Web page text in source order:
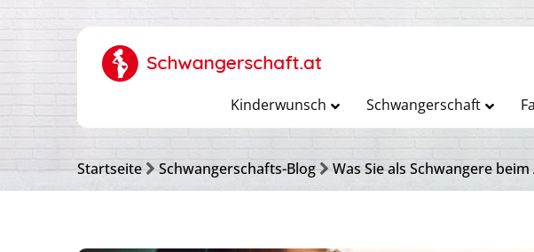
Kinderwunsch Schwangerschaft
Startseite Schwangerschafts-Blog Was Sie als Schwangere